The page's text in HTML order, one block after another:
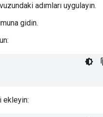
adımları uygulayın.
gidin.
ekleyin: